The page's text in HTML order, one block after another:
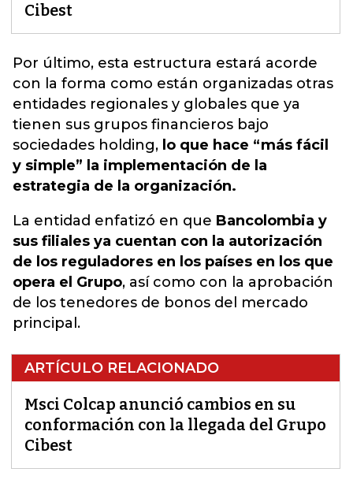
Cibest
Por último, esta estructura estará acorde
con la forma como están organizadas otras
entidades regionales y globales que ya
tienen sus grupos financieros bajo
sociedades holding, lo que hace “más fácil
y simple” la implementación de la
estrategia de la organización.
La entidad enfatizó en que Bancolombia y
sus filiales ya cuentan con la autorización
de los reguladores en los países en los que
opera el Grupo, así como con la aprobación
de los tenedores de bonos del mercado
principal.
ARTÍCULO RELACIONADO
Msci Colcap anunció cambios en su
conformación con la llegada del Grupo
Cibest